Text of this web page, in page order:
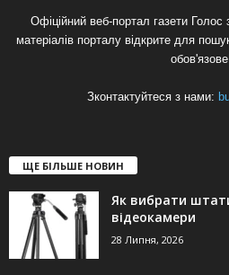
Офіційний веб-портал газети Голос
матеріалів порталу відкрите для
Зконтактуйтеся з нами:
ЩЕ БІЛЬШЕ НОВИН
Як вибрати
відеокамери
28 Липня, 2026